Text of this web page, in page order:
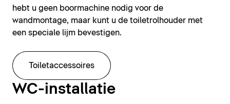
hebt u geen boormachine nodig voor de
wandmontage, maar kunt u de toiletrolhouder met
een speciale lijm bevestigen.
Toiletaccessoires
WC-installatie